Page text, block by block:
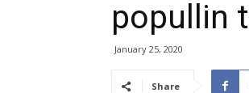
popullin
January 25, 2020
Share